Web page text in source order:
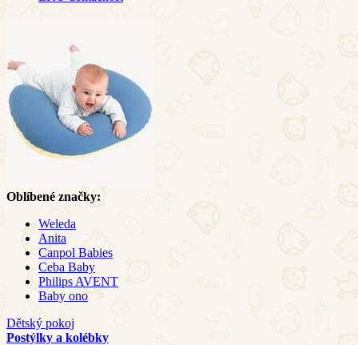
Oblíbené značky:
Weleda
Anita
Canpol Babies
Ceba Baby
Philips AVENT
Baby ono
Dětský pokoj
Postýlky a kolébky